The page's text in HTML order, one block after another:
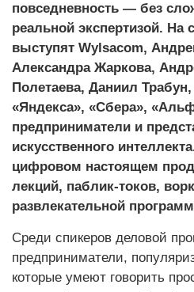
повседневность — без
реальной экспертизой. На
выступят Wylsacom,
Александра Жаркова,
Полетаева, Даниил
«Яндекса», «Сбера»,
предприниматели и
искусственного
цифровом настоящем
лекций, паблик-токов,
развлекательной
Среди спикеров деловой
предприниматели,
которые умеют говорить